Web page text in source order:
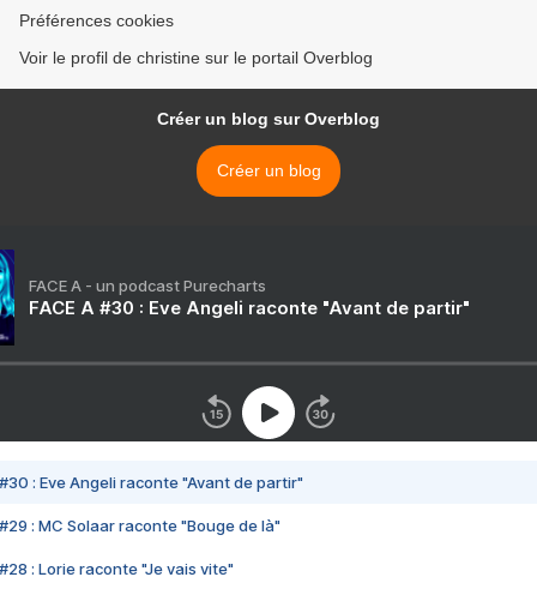
Préférences cookies
Voir le profil de christine sur le portail Overblog
Créer un blog sur Overblog
Créer un blog
FACE A - un podcast Purecharts
FACE A #30 : Eve Angeli raconte "Avant de partir"
#30 : Eve Angeli raconte "Avant de partir"
#29 : MC Solaar raconte "Bouge de là"
#28 : Lorie raconte "Je vais vite"